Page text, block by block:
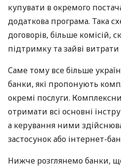
купувати в окремого
додаткова програма. Така
договорів, більше комісій,
підтримку та зайві витрати
Саме тому все більше
банки, які пропонують
окремі послуги.
отримати всі основні
а керування ними
застосунок або інтернет-
Нижче розглянемо банки,